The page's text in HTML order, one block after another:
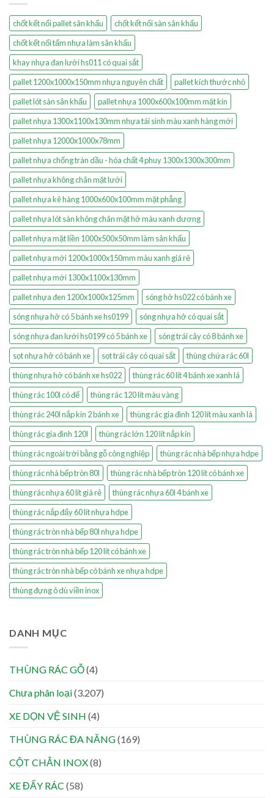
chốt kết nối pallet sân khấu
chốt kết nối sàn sân khấu
chốt kết nối tấm nhựa làm sân khấu
khay nhựa đan lưới hs011 có quai sắt
pallet 1200x1000x150mm nhựa nguyên chất
pallet kích thước nhỏ
pallet lót sàn sân khấu
pallet nhựa 1000x600x100mm mặt kín
pallet nhựa 1300x1100x130mm nhựa tái sinh màu xanh hàng mới
pallet nhựa 12000x1000x78mm
pallet nhựa chống tràn dầu - hóa chất 4 phuy 1300x1300x300mm
pallet nhựa không chân mặt lưới
pallet nhựa kê hàng 1000x600x100mm mặt phẳng
pallet nhựa lót sàn không chân mặt hở màu xanh dương
pallet nhựa mặt liền 1000x500x50mm làm sân khấu
pallet nhựa mới 1200x1000x150mm màu xanh giá rẻ
pallet nhựa mới 1300x1100x130mm
pallet nhựa đen 1200x1000x125mm
sóng hở hs022 có bánh xe
sóng nhựa hở có 5 bánh xe hs0199
sóng nhựa hở có quai sắt
sóng nhựa đan lưới hs0199 có 5 bánh xe
sóng trái cây có 8 bánh xe
sọt nhựa hở có bánh xe
sọt trái cây có quai sắt
thùng chứa rác 60l
thùng nhựa hở có bánh xe hs022
thùng rác 60 lít 4 bánh xe xanh lá
thùng rác 100l có đế
thùng rác 120 lít màu vàng
thùng rác 240l nắp kín 2 bánh xe
thùng rác gia đình 120 lít màu xanh lá
thùng rác gia đình 120l
thùng rác lớn 120 lít nắp kín
thùng rác ngoài trời bằng gỗ công nghiệp
thùng rác nhà bếp nhựa hdpe
thùng rác nhà bếp tròn 80l
thùng rác nhà bếp tròn 120 lít có bánh xe
thùng rác nhựa 60 lít giá rẻ
thùng rác nhựa 60l 4 bánh xe
thùng rác nắp đẩy 60 lít nhựa hdpe
thùng rác tròn nhà bếp 80l nhựa hdpe
thùng rác tròn nhà bếp 120 lít có bánh xe
thùng rác tròn nhà bếp có bánh xe nhựa hdpe
thùng đựng ô dù viền inox
DANH MỤC
THÙNG RÁC GỖ(4)
Chưa phân loại(3.207)
XE DỌN VỆ SINH (4)
THÙNG RÁC ĐA NĂNG(169)
CỘT CHẮN INOX(8)
XE ĐẨY RÁC (58)